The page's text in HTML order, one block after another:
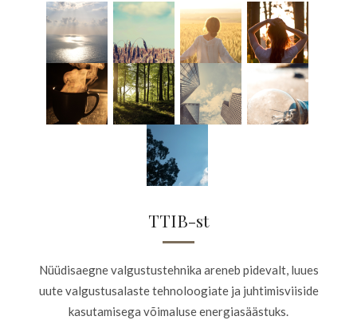
TTIB-st
Nüüdisaegne valgustustehnika areneb pidevalt, luues
uute valgustusalaste tehnoloogiate ja juhtimisviiside
kasutamisega võimaluse energiasäästuks.